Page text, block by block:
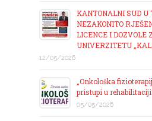
KANTONALNI SUD U
NEZAKONITO
LICENCE I DOZVOLE
UNIVERZITETU
12/05/2026
„Onkološka
pristupi u
05/05/2026